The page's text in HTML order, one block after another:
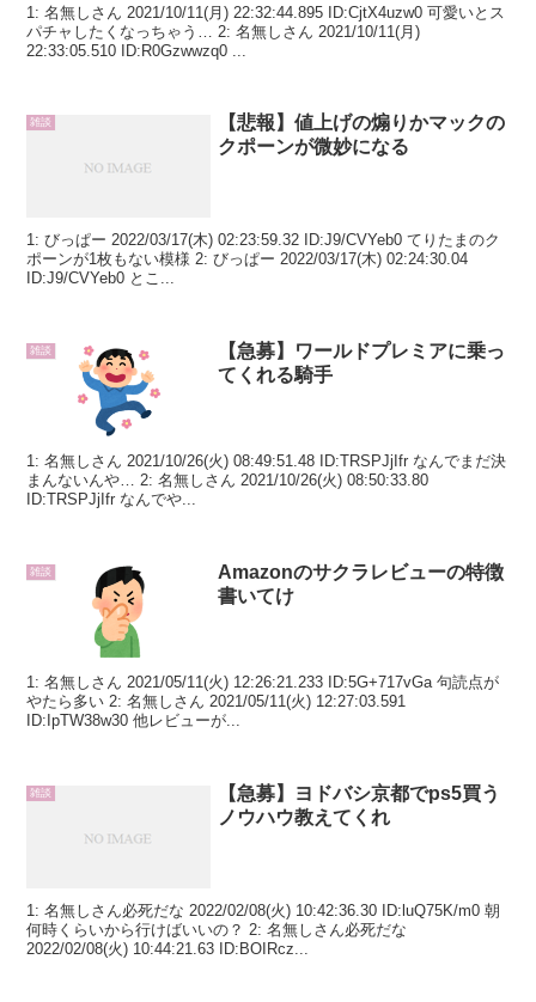
1: 名無しさん 2021/10/11(月) 22:32:44.895 ID:CjtX4uzw0 可愛いとス
パチャしたくなっちゃう… 2: 名無しさん 2021/10/11(月)
22:33:05.510 ID:R0Gzwwzq0 ...
雑談
【悲報】値上げの煽りかマックの
クポーンが微妙になる
1: びっぱー 2022/03/17(木) 02:23:59.32 ID:J9/CVYeb0 てりたまのク
ポーンが1枚もない模様 2: びっぱー 2022/03/17(木) 02:24:30.04
ID:J9/CVYeb0 とこ...
雑談
【急募】ワールドプレミアに乗っ
てくれる騎手
1: 名無しさん 2021/10/26(火) 08:49:51.48 ID:TRSPJjIfr なんでまだ決
まんないんや… 2: 名無しさん 2021/10/26(火) 08:50:33.80
ID:TRSPJjIfr なんでや...
雑談
Amazonのサクラレビューの特徴
書いてけ
1: 名無しさん 2021/05/11(火) 12:26:21.233 ID:5G+717vGa 句読点が
やたら多い 2: 名無しさん 2021/05/11(火) 12:27:03.591
ID:IpTW38w30 他レビューが...
雑談
【急募】ヨドバシ京都でps5買う
ノウハウ教えてくれ
1: 名無しさん必死だな 2022/02/08(火) 10:42:36.30 ID:luQ75K/m0 朝
何時くらいから行けばいいの？ 2: 名無しさん必死だな
2022/02/08(火) 10:44:21.63 ID:BOIRcz...